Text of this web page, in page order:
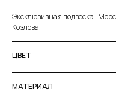
Эксклюзивная подвеска
Козлова.
ЦВЕТ
МАТЕРИАЛ